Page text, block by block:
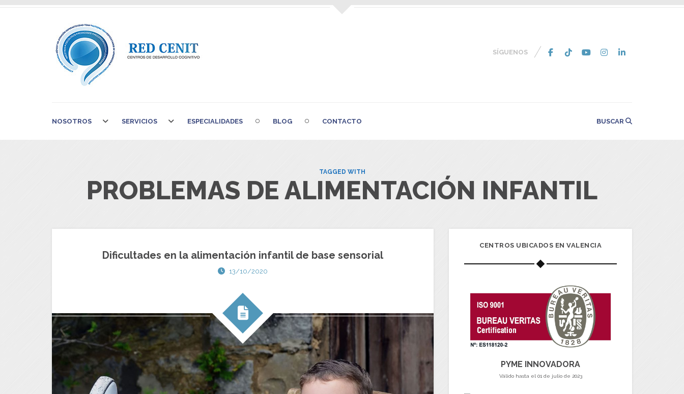
SÍGUENOS
NOSOTROS SERVICIOS ESPECIALIDADES BLOG CONTACTO BUSCAR
TAGGED WITH
PROBLEMAS DE ALIMENTACIÓN INFANTIL
Dificultades en la alimentación infantil de base sensorial
13/10/2020
CENTROS UBICADOS EN VALENCIA
PYME INNOVADORA
Válido hasta el 01 de julio de 2023